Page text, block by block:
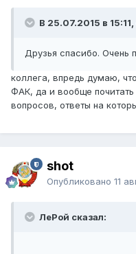
В 25.07.2015 в
Друзья спасибо. Очень
коллега, впредь думаю,
ФАК, да и вообще
вопросов, ответы на
shot
Опубликовано 11
ЛеРой сказал: